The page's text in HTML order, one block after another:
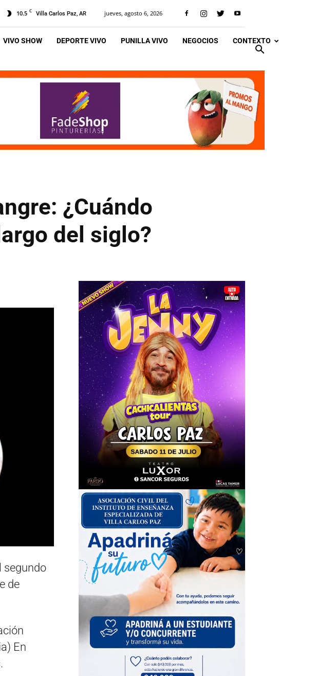
10.5 C Villa Carlos Paz, AR jueves, agosto 6, 2026
VIVO SHOW DEPORTE VIVO PUNILLA VIVO NEGOCIOS CONTEXTO
¿Cuándo
del siglo?
segundo
de
En